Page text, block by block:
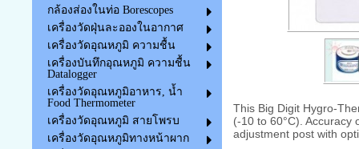
กล้องส่องในท่อ Borescopes
เครื่องวัดฝุ่นละอองในอากาศ
เครื่องวัดอุณหภูมิ ความชื้น
เครื่องบันทึกอุณหภูมิ ความชื้น
Datalogger
เครื่องวัดอุณหภูมิอาหาร, น้ำ
Food Thermometer
เครื่องวัดอุณหภูมิ สายโพรบ
เครื่องวัดอุณหภูมิทางหน้าผาก
This Big Digit Hygro-
(-10 to 60°C). Accuracy
adjustment post with